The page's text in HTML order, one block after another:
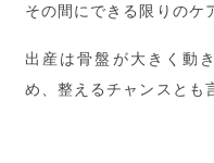
その間にできる限りのケ
出産は骨盤が大きく動
め、整えるチャンスとも